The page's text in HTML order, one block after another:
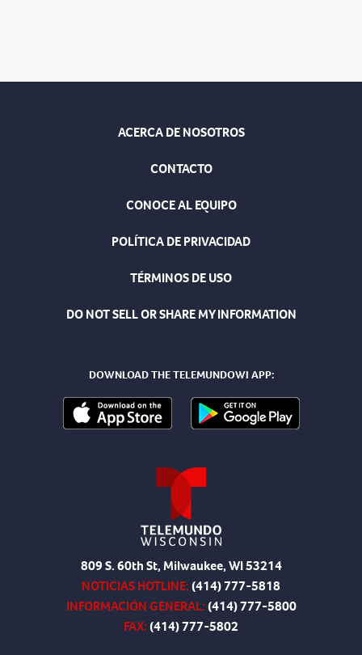
ACERCA DE NOSOTROS
CONTACTO
CONOCE AL EQUIPO
POLÍTICA DE PRIVACIDAD
TÉRMINOS DE USO
DO NOT SELL OR SHARE MY INFORMATION
DOWNLOAD THE TELEMUNDOWI APP:
809 S. 60th St, Milwaukee, WI 53214
NOTICIAS HOTLINE:(414) 777-5818
INFORMACIÓN GENERAL:(414) 777-5800
FAX:(414) 777-5802